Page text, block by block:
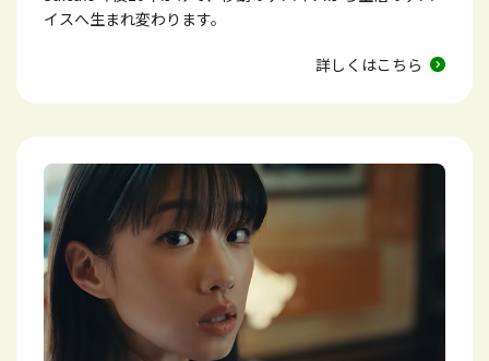
イスへ生まれ変わります。
詳しくはこちら